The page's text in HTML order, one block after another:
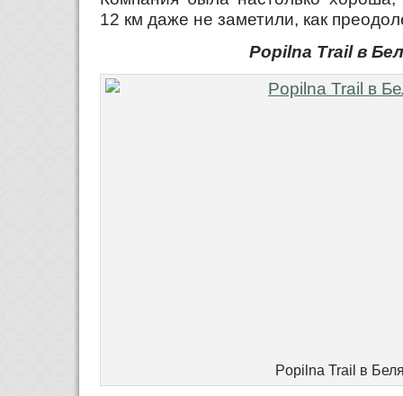
12 км даже не заметили, как
Popilna Trail в
Popilna Trail в